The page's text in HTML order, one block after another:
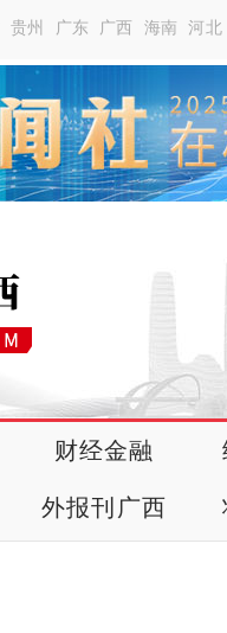
贵州 广东 广西 海南 河北
财经金融
外报刊广西